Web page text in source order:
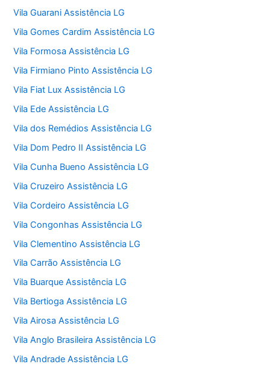
Vila Guarani Assistência LG
Vila Gomes Cardim Assistência LG
Vila Formosa Assistência LG
Vila Firmiano Pinto Assistência LG
Vila Fiat Lux Assistência LG
Vila Ede Assistência LG
Vila dos Remédios Assistência LG
Vila Dom Pedro II Assistência LG
Vila Cunha Bueno Assistência LG
Vila Cruzeiro Assistência LG
Vila Cordeiro Assistência LG
Vila Congonhas Assistência LG
Vila Clementino Assistência LG
Vila Carrão Assistência LG
Vila Buarque Assistência LG
Vila Bertioga Assistência LG
Vila Airosa Assistência LG
Vila Anglo Brasileira Assistência LG
Vila Andrade Assistência LG